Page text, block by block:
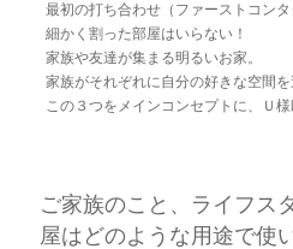
最初の打ち合わせ（ファーストコン
細かく割った部屋はいらない！
家族や友達が集まる明るいお家。
家族がそれぞれに自分の好きな空間を
この３つをメインコンセプトに、Ｕ
ご家族のこと、ライフス
屋はどのような用途で使